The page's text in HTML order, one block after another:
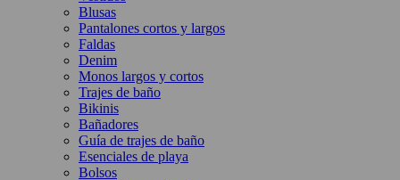
Blusas
Pantalones cortos y largos
Faldas
Denim
Monos largos y cortos
Trajes de baño
Bikinis
Bañadores
Guía de trajes de baño
Esenciales de playa
Bolsos